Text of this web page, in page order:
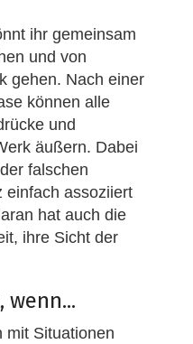
ihr gemeinsam
und von
gehen. Nach einer
können alle
und
äußern. Dabei
falschen
einfach assoziiert
hat auch die
ihre Sicht der
mit Situationen